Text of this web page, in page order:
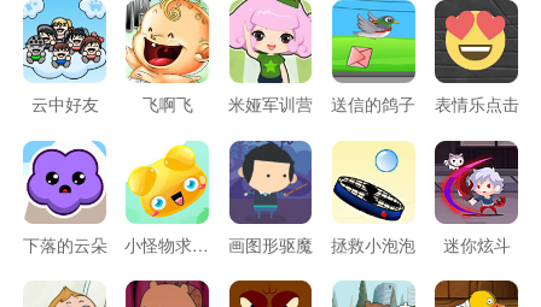
云中好友 飞啊飞 米娅军训营 送信的鸽子 表情乐点击
下落的云朵 小怪物求合体 画图形驱魔 拯救小泡泡 迷你炫斗